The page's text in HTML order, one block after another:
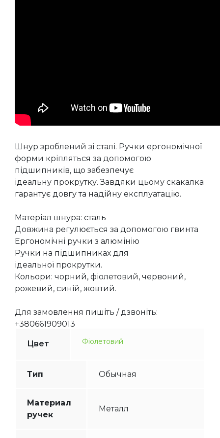
Шнур зроблений зі сталі. Ручки ергономічної
форми кріпляться за допомогою
підшипників, що забезпечує
ідеальну прокрутку. Завдяки цьому скакалка
гарантує довгу та надійну експлуатацію.
Матеріал шнура: сталь
Довжина регулюється за допомогою гвинта
Ергономічні ручки з алюмінію
Ручки на підшипниках для
ідеальної прокрутки.
Кольори: чорний, фіолетовий, червоний,
рожевий, синій, жовтий.
Для замовлення пишіть / дзвоніть:
+380661909013
Цвет Фіолетовий
Тип Обычная
Материал
ручек
Металл